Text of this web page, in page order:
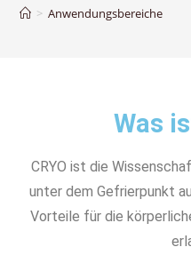
> Anwendungsbereiche
Was
CRYO ist die
unter dem Gefrierpunkt
Vorteile für die